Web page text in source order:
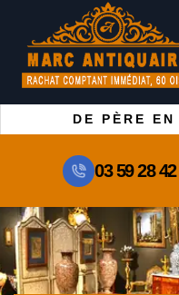
DE PÈRE
03 59 28